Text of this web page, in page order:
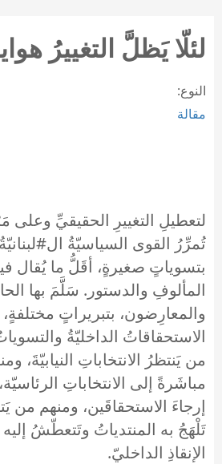
لئلّا يَظلَّ التغييرُ
النوع:
مقالة
لتعطيلِ التغييرِ الحقيقيِّ
تُمرِّرُ القوى السياسيّةُ
بتسوياتٍ صغيرةٍ، أقَلُّ ما يُقال
المألوفِ والدستور. سَلَّمَ بها
والمعارِضون، بتبريراتٍ
الاستحقاقاتُ الداخليّةُ
من يَنتظرُ الانتخاباتِ النيابيّةَ،
مباشَرةً إلى الانتخاباتِ
إرجاءَ الاستحقاقَين، ومنهم من
تَلْهَجُ به المنتدياتُ وتَتعطّشُ
الإنقاذِ الداخليّ.